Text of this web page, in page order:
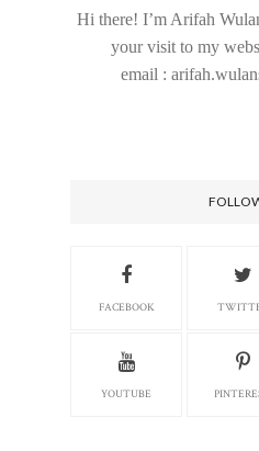
Hi there! I’m Arifah
your visit to my
email :
FACEBOOK
YOUTUBE